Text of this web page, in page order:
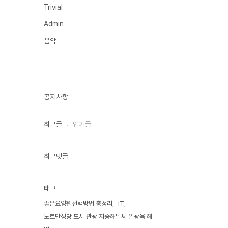
Trivial
Admin
음악
공지사항
최근글 인기글
최근댓글
태그
좋은요양원선택방법 총정리
IT
노르만성당 도시 관광 지중해날씨 일광욕 해